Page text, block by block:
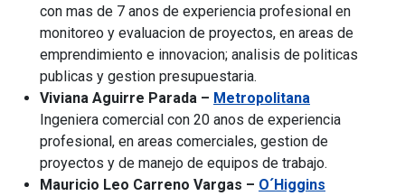
con mas de 7 anos de experiencia profesional en
monitoreo y evaluacion de proyectos, en areas de
emprendimiento e innovacion; analisis de politicas
publicas y gestion presupuestaria.
Viviana Aguirre Parada – Metropolitana
Ingeniera comercial con 20 anos de experiencia
profesional, en areas comerciales, gestion de
proyectos y de manejo de equipos de trabajo.
Mauricio Leo Carreno Vargas – O´Higgins